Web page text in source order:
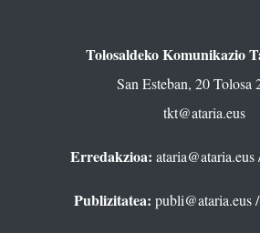
Tolosaldeko Komunikazio
San Esteban, 20 Tolosa
tkt@ataria.eus
Erredakzioa: ataria@ataria.eus
Publizitatea: publi@ataria.eus/